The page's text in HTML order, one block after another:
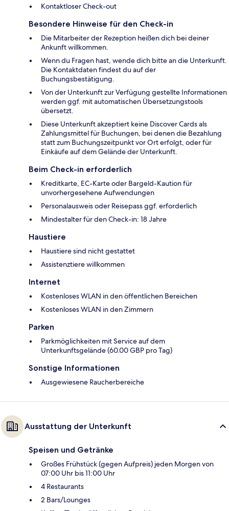
Kontaktloser Check-out
Besondere Hinweise für den Check-in
Die Mitarbeiter der Rezeption heißen dich bei deiner
Ankunft willkommen.
Wenn du Fragen hast, wende dich bitte an die Unterkunft.
Die Kontaktdaten findest du auf der
Buchungsbestätigung.
Von der Unterkunft zur Verfügung gestellte Informationen
werden ggf. mit automatischen Übersetzungstools
übersetzt.
Diese Unterkunft akzeptiert keine Discover Cards als
Zahlungsmittel für Buchungen, bei denen die Bezahlung
statt zum Buchungszeitpunkt vor Ort erfolgt, oder für
Einkäufe auf dem Gelände der Unterkunft.
Beim Check-in erforderlich
Kreditkarte, EC-Karte oder Bargeld-Kaution für
unvorhergesehene Aufwendungen
Personalausweis oder Reisepass ggf. erforderlich
Mindestalter für den Check-in: 18 Jahre
Haustiere
Haustiere sind nicht gestattet
Assistenztiere willkommen
Internet
Kostenloses WLAN in den öffentlichen Bereichen
Kostenloses WLAN in den Zimmern
Parken
Parkmöglichkeiten mit Service auf dem
Unterkunftsgelände (60.00 GBP pro Tag)
Sonstige Informationen
Ausgewiesene Raucherbereiche
Ausstattung der Unterkunft
Speisen und Getränke
Großes Frühstück (gegen Aufpreis) jeden Morgen von
07:00 Uhr bis 11:00 Uhr
4 Restaurants
2 Bars/Lounges